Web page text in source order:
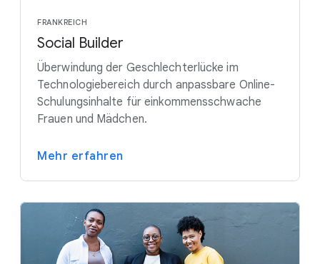
FRANKREICH
Social Builder
Überwindung der Geschlechterlücke im
Technologiebereich durch anpassbare Online-
Schulungsinhalte für einkommensschwache
Frauen und Mädchen.
Mehr erfahren